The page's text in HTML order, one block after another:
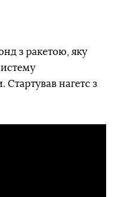
з ракетою, яку
Стартував нагетс з